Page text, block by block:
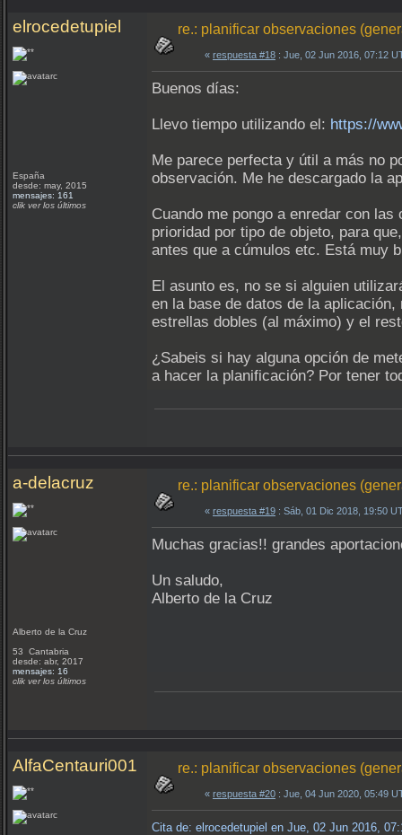
elrocedetupiel
España
desde: may, 2015
mensajes: 161
clik ver los últimos
re.: planificar observaciones
« respuesta #18 : Jue, 02 Jun 2016, 07:12
Buenos días:
Llevo tiempo utilizando el: https://
Me parece perfecta y útil a más no
observación. Me he descargado la
Cuando me pongo a enredar con
prioridad por tipo de objeto, para
antes que a cúmulos etc. Está muy
El asunto es, no se si alguien
en la base de datos de la
estrellas dobles (al máximo) y el
¿Sabeis si hay alguna opción de
a hacer la planificación? Por tener
a-delacruz
Alberto de la Cruz
53 Cantabria
desde: abr, 2017
mensajes: 16
clik ver los últimos
re.: planificar observaciones
« respuesta #19 : Sáb, 01 Dic 2018, 19:50
Muchas gracias!! grandes
Un saludo,
Alberto de la Cruz
AlfaCentauri001 re.: planificar observaciones
« respuesta #20 : Jue, 04 Jun 2020, 05:49
Cita de: elrocedetupiel en Jue, 02 Jun 2016,